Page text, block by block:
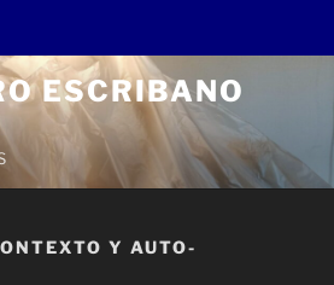
ESCRIBANO
Y AUTO-